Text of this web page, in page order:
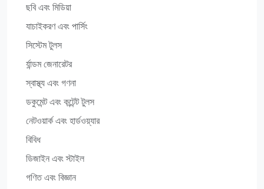
ছবি এবং মিডিয়া
যাচাইকরণ এবং পার্সিং
সিস্টেম টুলস
র্যান্ডম জেনারেটর
স্বাস্থ্য এবং গণনা
ডকুমেন্ট এবং কন্টেন্ট টুলস
নেটওয়ার্ক এবং হার্ডওয়্যার
বিবিধ
ডিজাইন এবং স্টাইল
গণিত এবং বিজ্ঞান